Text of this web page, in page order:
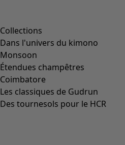
Collections
Dans l'univers du kimono
Monsoon
Étendues champêtres
Coimbatore
Les classiques de Gudrun
Des tournesols pour le HCR